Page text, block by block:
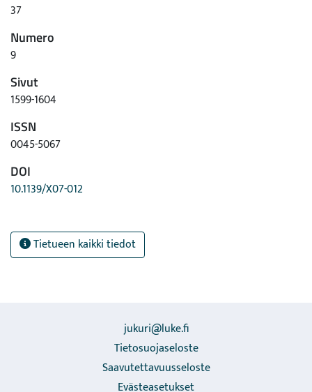
37
Numero
9
Sivut
1599-1604
ISSN
0045-5067
DOI
10.1139/X07-012
Tietueen kaikki tiedot
jukuri@luke.fi
Tietosuojaseloste
Saavutettavuusseloste
Evästeasetukset